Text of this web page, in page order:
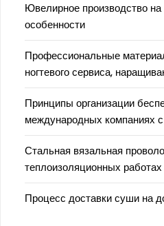
Ювелирное производство на
особенности
Профессиональные
ногтевого сервиса,
Принципы организации
международных компаниях
Стальная вязальная
теплоизоляционных работах
Процесс доставки суши на